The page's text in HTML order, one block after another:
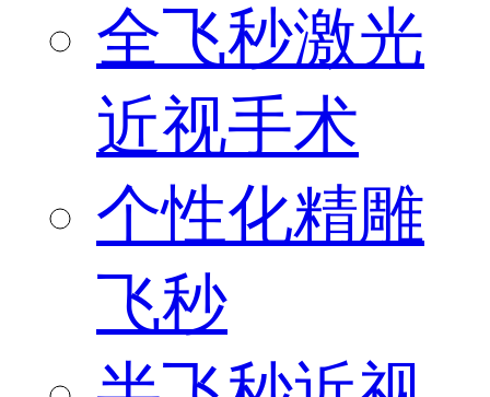
全飞秒激光
近视手术
个性化精雕
飞秒